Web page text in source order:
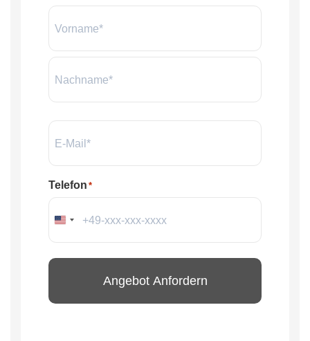
Name:
E-
Telefon *
Vereinigte Staaten von Amerika +1